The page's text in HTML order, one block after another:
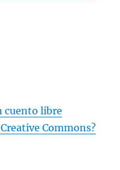
cuento libre
Commons?